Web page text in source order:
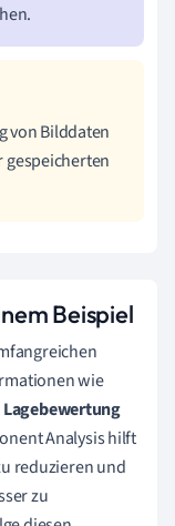
von Bilddaten
gespeicherten
Beispiel
wie
Lagebewertung
Analysis hilft
reduzieren und
zu